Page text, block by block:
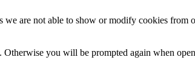
are not able to show or modify cookies from
Otherwise you will be prompted again when